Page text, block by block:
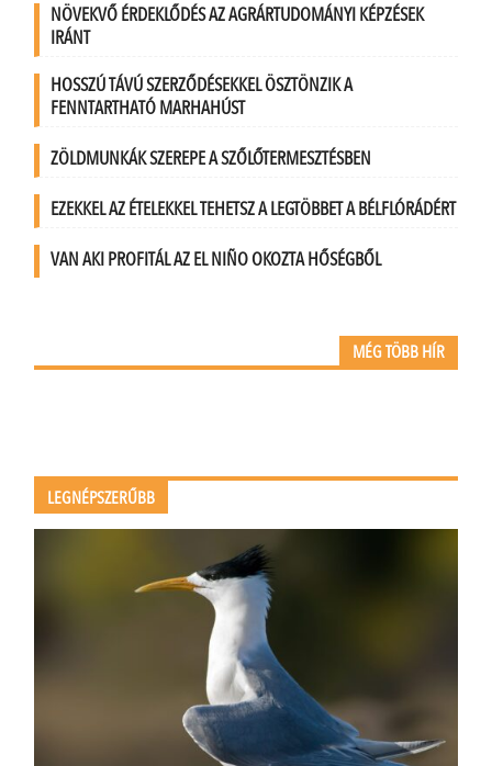
NÖVEKVŐ ÉRDEKLŐDÉS AZ AGRÁRTUDOMÁNYI KÉPZÉSEK
IRÁNT
HOSSZÚ TÁVÚ SZERZŐDÉSEKKEL ÖSZTÖNZIK A
FENNTARTHATÓ MARHAHÚST
ZÖLDMUNKÁK SZEREPE A SZŐLŐTERMESZTÉSBEN
EZEKKEL AZ ÉTELEKKEL TEHETSZ A LEGTÖBBET A BÉLFLÓRÁDÉRT
VAN AKI PROFITÁL AZ EL NIÑO OKOZTA HŐSÉGBŐL
MÉG TÖBB HÍR
LEGNÉPSZERŰBB